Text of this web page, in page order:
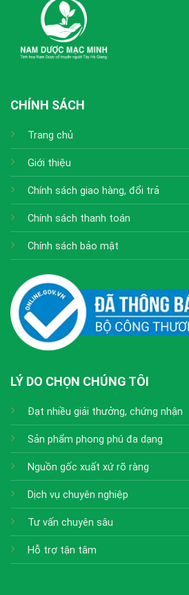
CHÍNH SÁCH
Trang chủ
Giới thiệu
Chính sách giao hàng, đổi trả
Chính sách thanh toán
Chính sách bảo mật
LÝ DO CHỌN CHÚNG TÔI
Đạt nhiều giải thưởng, chứng nhận
Sản phẩm phong phú đa dạng
Nguồn gốc xuất xứ rõ ràng
Dịch vụ chuyên nghiệp
Tư vấn chuyên sâu
Hỗ trợ tận tâm